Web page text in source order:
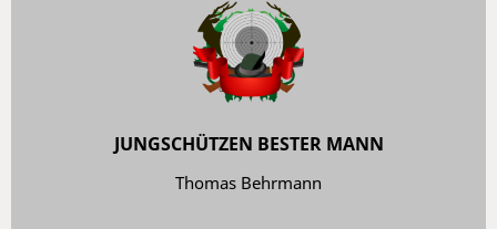
JUNGSCHÜTZEN BESTER MANN
Thomas Behrmann